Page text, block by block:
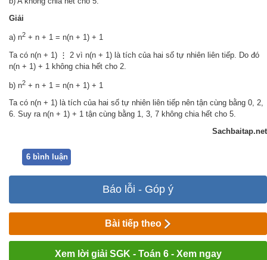
Giải
a) n2 + n + 1 = n(n + 1) + 1
Ta có n(n + 1) ⋮ 2 vì n(n + 1) là tích của hai số tự nhiên liên tiếp. Do đó
n(n + 1) + 1 không chia hết cho 2.
b) n2 + n + 1 = n(n + 1) + 1
Ta có n(n + 1) là tích của hai số tự nhiên liên tiếp nên tận cùng bằng 0, 2,
6. Suy ra n(n + 1) + 1 tận cùng bằng 1, 3, 7 không chia hết cho 5.
Sachbaitap.net
6 bình luận
Báo lỗi - Góp ý
Bài tiếp theo
Xem lời giải SGK - Toán 6 - Xem ngay